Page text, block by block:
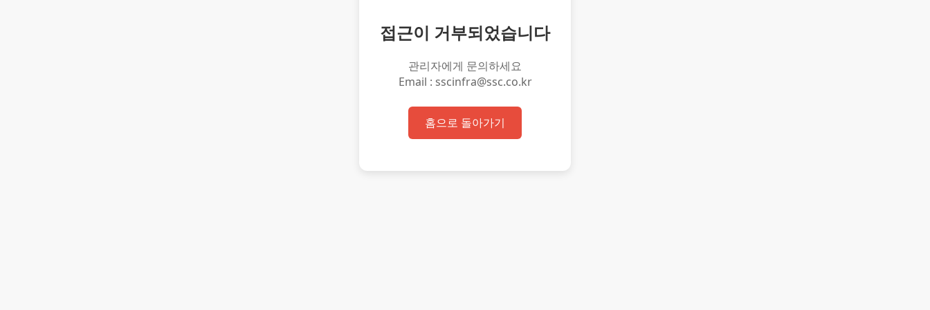
접근이 거부되었습니다
관리자에게 문의하세요
Email : sscinfra@ssc.co.kr
홈으로 돌아가기